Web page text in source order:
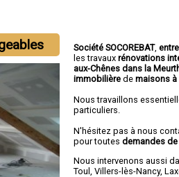
Société SOCOREBAT,
les travauxrénovations
aux-Chênes dans la
immobilière demaisons à
Nous travaillons
particuliers.
N'hésitez pas à nous
pour toutesdemandes
Nous intervenons aussi
Toul ,Villers-lès-Nancy,